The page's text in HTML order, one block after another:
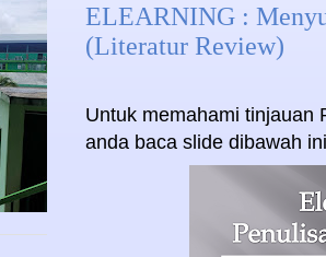
ELEARNING :
(Literatur Review)
Untuk memahami tinjauan
anda baca slide dibawah